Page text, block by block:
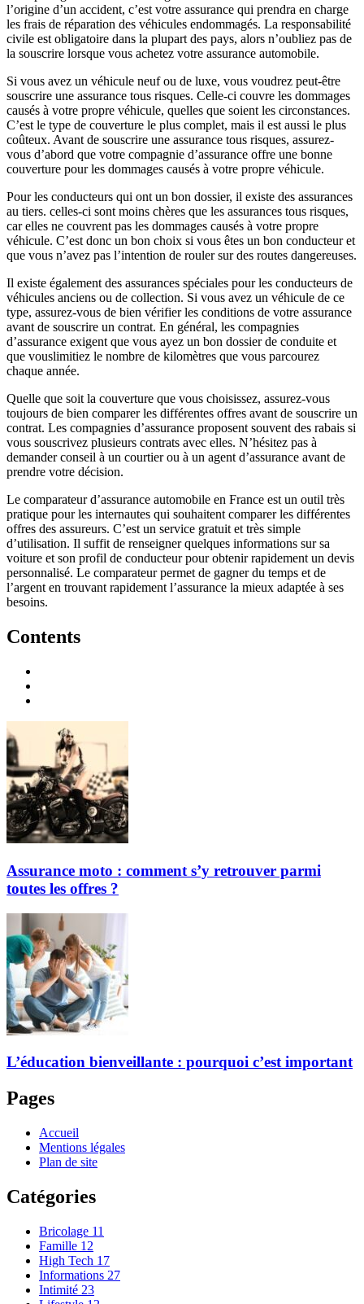
l’origine d’un accident, c’est votre assurance qui prendra en charge
les frais de réparation des véhicules endommagés. La responsabilité
civile est obligatoire dans la plupart des pays, alors n’oubliez pas de
la souscrire lorsque vous achetez votre assurance automobile.
Si vous avez un véhicule neuf ou de luxe, vous voudrez peut-être
souscrire une assurance tous risques. Celle-ci couvre les dommages
causés à votre propre véhicule, quelles que soient les circonstances.
C’est le type de couverture le plus complet, mais il est aussi le plus
coûteux. Avant de souscrire une assurance tous risques, assurez-
vous d’abord que votre compagnie d’assurance offre une bonne
couverture pour les dommages causés à votre propre véhicule.
Pour les conducteurs qui ont un bon dossier, il existe des assurances
au tiers. celles-ci sont moins chères que les assurances tous risques,
car elles ne couvrent pas les dommages causés à votre propre
véhicule. C’est donc un bon choix si vous êtes un bon conducteur et
que vous n’avez pas l’intention de rouler sur des routes dangereuses.
Il existe également des assurances spéciales pour les conducteurs de
véhicules anciens ou de collection. Si vous avez un véhicule de ce
type, assurez-vous de bien vérifier les conditions de votre assurance
avant de souscrire un contrat. En général, les compagnies
d’assurance exigent que vous ayez un bon dossier de conduite et
que vouslimitiez le nombre de kilomètres que vous parcourez
chaque année.
Quelle que soit la couverture que vous choisissez, assurez-vous
toujours de bien comparer les différentes offres avant de souscrire un
contrat. Les compagnies d’assurance proposent souvent des rabais si
vous souscrivez plusieurs contrats avec elles. N’hésitez pas à
demander conseil à un courtier ou à un agent d’assurance avant de
prendre votre décision.
Le comparateur d’assurance automobile en France est un outil très
pratique pour les internautes qui souhaitent comparer les différentes
offres des assureurs. C’est un service gratuit et très simple
d’utilisation. Il suffit de renseigner quelques informations sur sa
voiture et son profil de conducteur pour obtenir rapidement un devis
personnalisé. Le comparateur permet de gagner du temps et de
l’argent en trouvant rapidement l’assurance la mieux adaptée à ses
besoins.
Contents
Assurance moto : comment s’y retrouver parmi
toutes les offres ?
L’éducation bienveillante : pourquoi c’est important
Pages
Accueil
Mentions légales
Plan de site
Catégories
Bricolage 11
Famille 12
High Tech 17
Informations 27
Intimité 23